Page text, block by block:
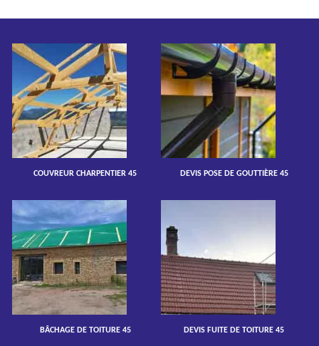
COUVREUR CHARPENTIER 45 DEVIS POSE DE GOUTTIÈRE 45
BÂCHAGE DE TOITURE 45 DEVIS FUITE DE TOITURE 45